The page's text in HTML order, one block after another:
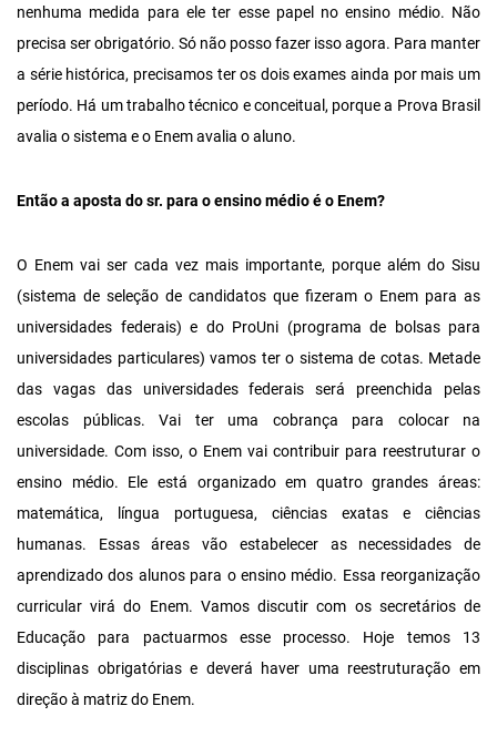
nenhuma medida para ele ter esse papel no ensino médio. Não
precisa ser obrigatório. Só não posso fazer isso agora. Para manter
a série histórica, precisamos ter os dois exames ainda por mais um
período. Há um trabalho técnico e conceitual, porque a Prova Brasil
avalia o sistema e o Enem avalia o aluno.
Então a aposta do sr. para o ensino médio é o Enem?
O Enem vai ser cada vez mais importante, porque além do Sisu
(sistema de seleção de candidatos que fizeram o Enem para as
universidades federais) e do ProUni (programa de bolsas para
universidades particulares) vamos ter o sistema de cotas. Metade
das vagas das universidades federais será preenchida pelas
escolas públicas. Vai ter uma cobrança para colocar na
universidade. Com isso, o Enem vai contribuir para reestruturar o
ensino médio. Ele está organizado em quatro grandes áreas:
matemática, língua portuguesa, ciências exatas e ciências
humanas. Essas áreas vão estabelecer as necessidades de
aprendizado dos alunos para o ensino médio. Essa reorganização
curricular virá do Enem. Vamos discutir com os secretários de
Educação para pactuarmos esse processo. Hoje temos 13
disciplinas obrigatórias e deverá haver uma reestruturação em
direção à matriz do Enem.